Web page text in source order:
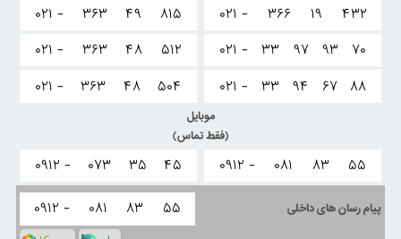
۰۲۱ -
۳۶۶ ۱۹
۴۳۲
۰۲۱ -
۳۳ ۹۷ ۹۳
۷۰
۰۲۱ -
۳۳ ۹۴ ۶۷ ۸۸
۰۲۱ -
۳۶۳ ۴۹
۸۱۵
۰۲۱ -
۳۶۳ ۴۸
۵۱۲
۰۲۱ -
۳۶۳ ۴۸ ۵۰۴
موبایل
(فقط تماس)
۰۹۱۲ - ۰۸۱ ۸۳ ۵۵ ۰۹۱۲ - ۰۷۳ ۳۵ ۴۵
پیام رسان های داخلی ۰۹۱۲ - ۰۸۱ ۸۳ ۵۵